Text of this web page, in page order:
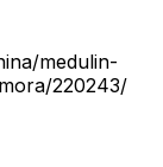
medulin-
220243/